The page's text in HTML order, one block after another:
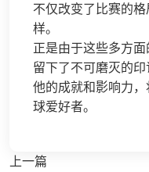
不仅改变了比赛的
样。
正是由于这些多方
留下了不可磨灭的印
他的成就和影响力
球爱好者。
上一篇